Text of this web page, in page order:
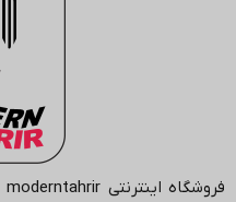
فروشگاه اینترنتی moderntahrir